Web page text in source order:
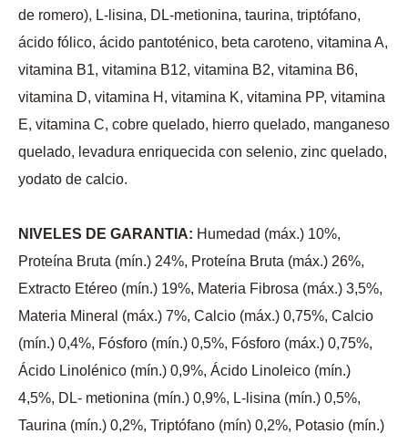
de romero), L-lisina, DL-metionina, taurina, triptófano,
ácido fólico, ácido pantoténico, beta caroteno, vitamina A,
vitamina B1, vitamina B12, vitamina B2, vitamina B6,
vitamina D, vitamina H, vitamina K, vitamina PP, vitamina
E, vitamina C, cobre quelado, hierro quelado, manganeso
quelado, levadura enriquecida con selenio, zinc quelado,
yodato de calcio.
NIVELES DE GARANTIA: Humedad (máx.) 10%,
Proteína Bruta (mín.) 24%, Proteína Bruta (máx.) 26%,
Extracto Etéreo (mín.) 19%, Materia Fibrosa (máx.) 3,5%,
Materia Mineral (máx.) 7%, Calcio (máx.) 0,75%, Calcio
(mín.) 0,4%, Fósforo (mín.) 0,5%, Fósforo (máx.) 0,75%,
Ácido Linolénico (mín.) 0,9%, Ácido Linoleico (mín.)
4,5%, DL- metionina (mín.) 0,9%, L-lisina (mín.) 0,5%,
Taurina (mín.) 0,2%, Triptófano (mín) 0,2%, Potasio (mín.)